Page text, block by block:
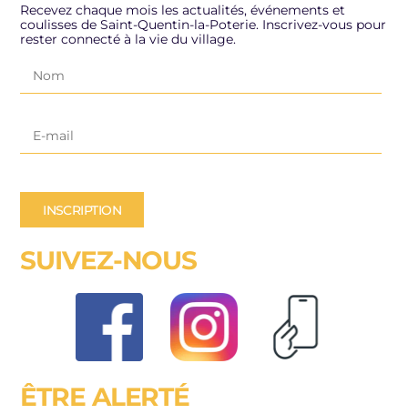
Recevez chaque mois les actualités, événements et
coulisses de Saint-Quentin-la-Poterie. Inscrivez-vous pour
rester connecté à la vie du village.
INSCRIPTION
SUIVEZ-NOUS
ÊTRE ALERTÉ